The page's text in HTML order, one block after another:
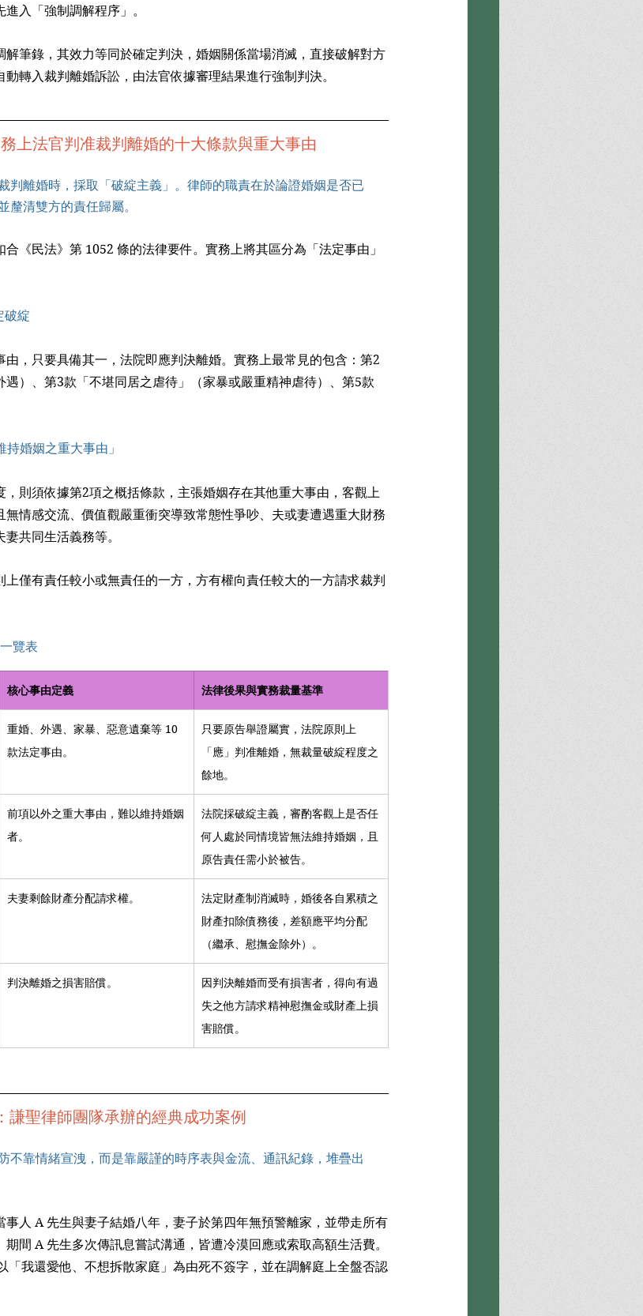
入「強制調解程序」。
筆錄，其效力等同於確定判決，婚姻關係當場消滅，直接破解對方
轉入裁判離婚訴訟，由法官依據審理結果進行強制判決。
上法官判准裁判離婚的十大條款與重大事由
判離婚時，採取「破綻主義」。律師的職責在於論證婚姻是否已
釐清雙方的責任歸屬。
《民法》第 1052 條的法律要件。實務上將其區分為「法定事由」
破綻
，只要具備其一，法院即應判決離婚。實務上最常見的包含：第2
）、第3款「不堪同居之虐待」（家暴或嚴重精神虐待）、第5款
婚姻之重大事由」
則須依據第2項之概括條款，主張婚姻存在其他重大事由，客觀上
情感交流、價值觀嚴重衝突導致常態性爭吵、夫或妻遭遇重大財務
共同生活義務等。
僅有責任較小或無責任的一方，方有權向責任較大的一方請求裁判
覽表
核心事由定義 法律後果與實務裁量基準
重婚、外遇、家暴、惡意遺棄等 10
款法定事由。
只要原告舉證屬實，法院原則上
「應」判准離婚，無裁量破綻程度之
餘地。
前項以外之重大事由，難以維持婚姻
者。
法院採破綻主義，審酌客觀上是否任
何人處於同情境皆無法維持婚姻，且
原告責任需小於被告。
夫妻剩餘財產分配請求權。
法定財產制消滅時，婚後各自累積之
財產扣除債務後，差額應平均分配
（繼承、慰撫金除外）。
判決離婚之損害賠償。
因判決離婚而受有損害者，得向有過
失之他方請求精神慰撫金或財產上損
害賠償。
謙聖律師團隊承辦的經典成功案例
不靠情緒宣洩，而是靠嚴謹的時序表與金流、通訊紀錄，堆疊出
人 A 先生與妻子結婚八年，妻子於第四年無預警離家，並帶走所有
間 A 先生多次傳訊息嘗試溝通，皆遭冷漠回應或索取高額生活費。
「我還愛他、不想拆散家庭」為由死不簽字，並在調解庭上全盤否認